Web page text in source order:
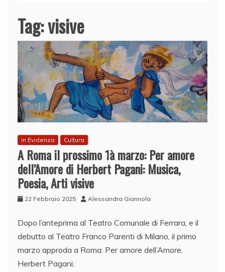
Tag:visive
In Evidenza Cultura
A Roma il prossimo 1à marzo: Per amore
dell’Amore di Herbert Pagani: Musica,
Poesia, Arti visive
22 Febbraio 2025 Alessandra Giannola
Dopo l’anteprima al Teatro Comunale di Ferrara, e il
debutto al Teatro Franco Parenti di Milano, il primo
marzo approda a Roma: Per amore dell’Amore.
Herbert Pagani: